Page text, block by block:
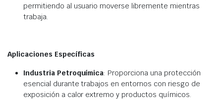
permitiendo al usuario moverse libremente mientras
trabaja.
Aplicaciones Específicas
Industria Petroquímica: Proporciona una protección
esencial durante trabajos en entornos con riesgo de
exposición a calor extremo y productos químicos.